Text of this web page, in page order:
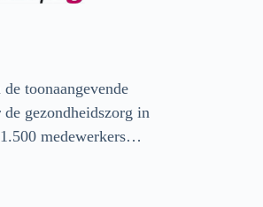
toonaangevende
gezondheidszorg in
medewerkers…